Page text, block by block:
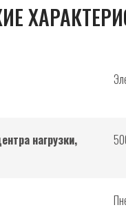
нагрузки,